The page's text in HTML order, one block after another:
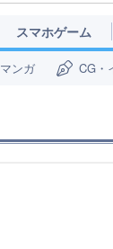
スマホゲーム
マンガ CG・